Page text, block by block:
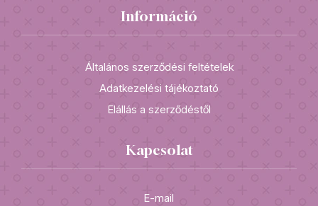
Információ
Általános szerződési feltételek
Adatkezelési tájékoztató
Elállás a szerződéstől
Kapcsolat
E-mail